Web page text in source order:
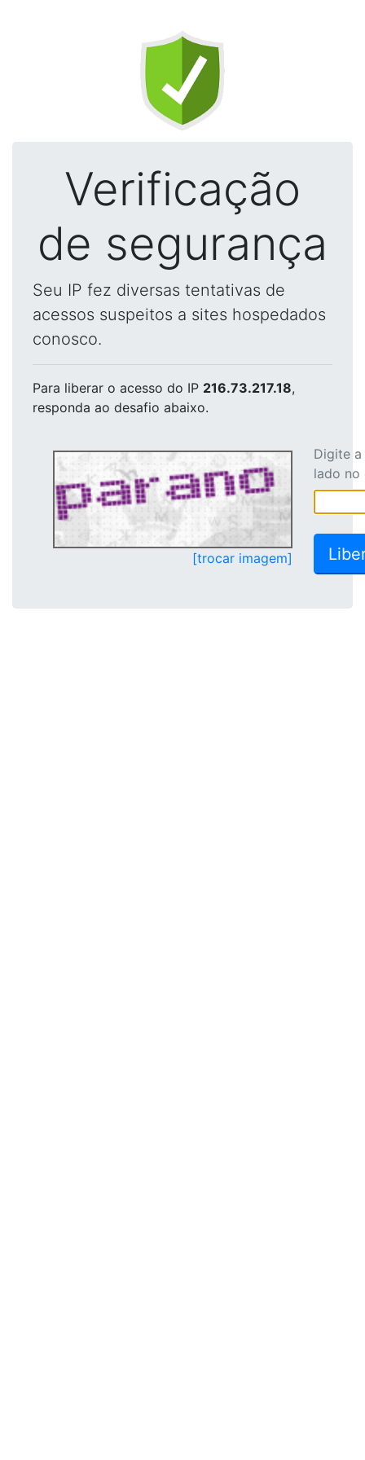
Verificação
de segurança
Seu IP fez diversas tentativas de
acessos suspeitos a sites hospedados
conosco.
Para liberar o acesso do IP 216.73.217.18,
responda ao desafio abaixo.
[trocar imagem]
Digite
lado no